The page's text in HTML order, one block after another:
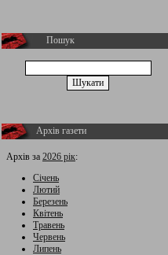
Пошук
Архів газети
Архів за 2026 рік:
Січень
Лютий
Березень
Квітень
Травень
Червень
Липень